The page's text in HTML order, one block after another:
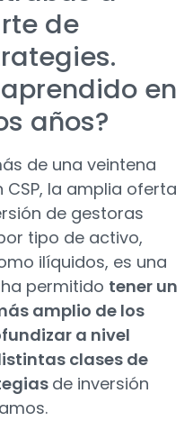
de
en
años?
de una veintena
la amplia oferta
de gestoras
tipo de activo,
ilíquidos, es una
permitido tener un
amplio de los
a nivel
clases de
de inversión